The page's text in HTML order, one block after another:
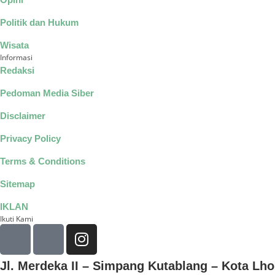
Politik dan Hukum
Wisata
Informasi
Redaksi
Pedoman Media Siber
Disclaimer
Privacy Policy
Terms & Conditions
Sitemap
IKLAN
Ikuti Kami
Jl. Merdeka II – Simpang Kutablang – Kota